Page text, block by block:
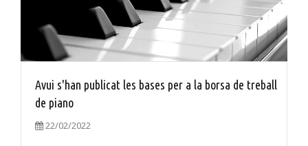
Avui s'han publicat les bases per a la borsa de treball
de piano
22/02/2022